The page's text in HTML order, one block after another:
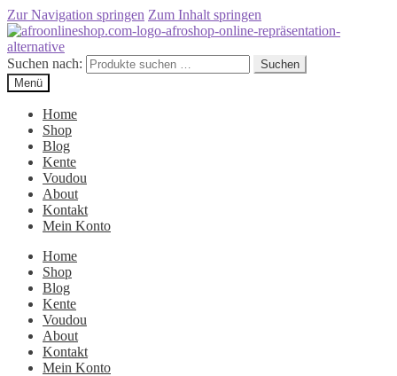
Zur Navigation springen Zum Inhalt springen
Suchen nach:
Suchen
Menü
Home
Shop
Blog
Kente
Voudou
About
Kontakt
Mein Konto
Home
Shop
Blog
Kente
Voudou
About
Kontakt
Mein Konto